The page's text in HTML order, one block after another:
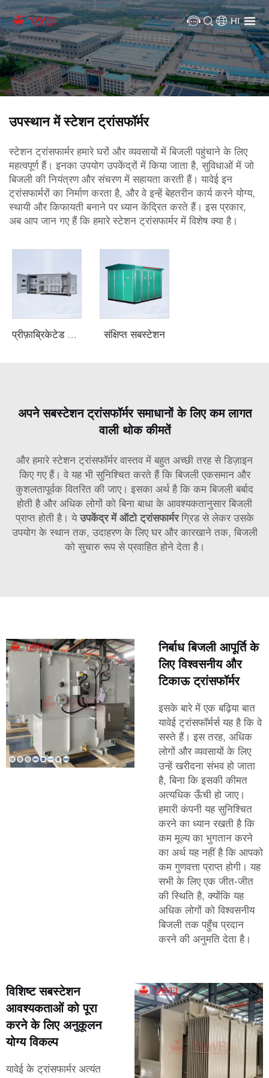
HI
उपस्थान में स्टेशन ट्रांसफॉर्मर
स्टेशन ट्रांसफार्मर हमारे घरों और व्यवसायों में बिजली पहुंचाने के लिए
महत्वपूर्ण हैं। इनका उपयोग उपकेंद्रों में किया जाता है, सुविधाओं में जो
बिजली की नियंत्रण और संचरण में सहायता करती हैं। यावेई इन
ट्रांसफार्मरों का निर्माण करता है, और वे इन्हें बेहतरीन कार्य करने योग्य,
स्थायी और किफायती बनाने पर ध्यान केंद्रित करते हैं। इस प्रकार,
अब आप जान गए हैं कि हमारे स्टेशन ट्रांसफार्मर में विशेष क्या है।
प्रीफ़ाब्रिकेटेड सबस्टेशन संक्षिप्त सबस्टेशन
अपने सबस्टेशन ट्रांसफॉर्मर समाधानों के लिए कम लागत
वाली थोक कीमतें
और हमारे स्टेशन ट्रांसफॉर्मर वास्तव में बहुत अच्छी तरह से डिज़ाइन
किए गए हैं। वे यह भी सुनिश्चित करते हैं कि बिजली एकसमान और
कुशलतापूर्वक वितरित की जाए। इसका अर्थ है कि कम बिजली बर्बाद
होती है और अधिक लोगों को बिना बाधा के आवश्यकतानुसार बिजली
प्राप्त होती है। येउपकेंद्र में ऑटो ट्रांसफार्मरग्रिड से लेकर उसके
उपयोग के स्थान तक, उदाहरण के लिए घर और कारखाने तक, बिजली
को सुचारु रूप से प्रवाहित होने देता है।
निर्बाध बिजली आपूर्ति के
लिए विश्वसनीय और
टिकाऊ ट्रांसफॉर्मर
इसके बारे में एक बढ़िया बात
यावेई ट्रांसफॉर्मर्सयह है कि वे
सस्ते हैं। इस तरह, अधिक
लोगों और व्यवसायों के लिए
उन्हें खरीदना संभव हो जाता
है, बिना कि इसकी कीमत
अत्यधिक ऊँची हो जाए।
हमारी कंपनी यह सुनिश्चित
करने का ध्यान रखती है कि
कम मूल्य का भुगतान करने
का अर्थ यह नहीं है कि आपको
कम गुणवत्ता प्राप्त होगी। यह
सभी के लिए एक जीत-जीत
की स्थिति है, क्योंकि यह
अधिक लोगों को विश्वसनीय
बिजली तक पहुँच प्रदान
करने की अनुमति देता है।
विशिष्ट सबस्टेशन
आवश्यकताओं को पूरा
करने के लिए अनुकूलन
योग्य विकल्प
यावेई के ट्रांसफार्मर अत्यंत